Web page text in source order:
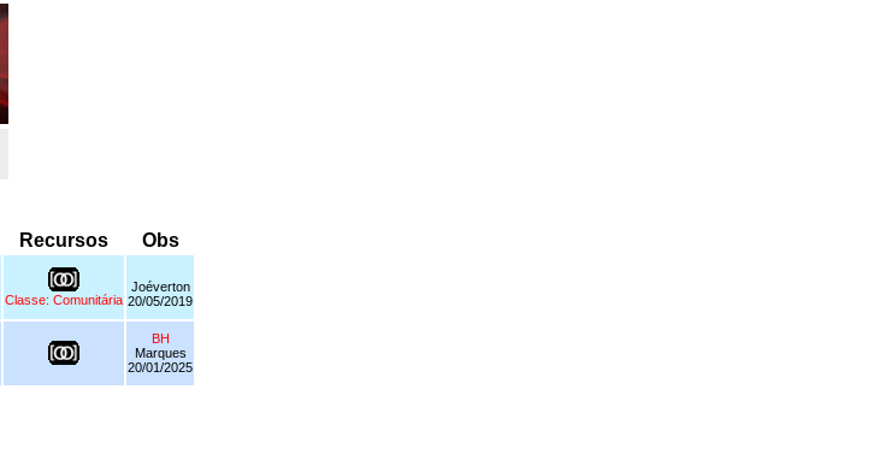
Recursos
Obs
Classe: Comunitária
Joéverton
20/05/2019
BH
Marques
20/01/2025